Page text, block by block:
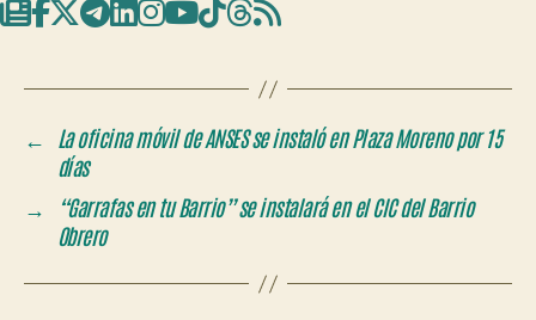
← La oficina móvil de ANSES se instaló en Plaza Moreno por 15
días
→
“Garrafas en tu Barrio” se instalará en el CIC del Barrio
Obrero